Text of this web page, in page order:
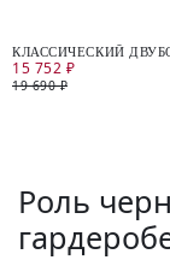
КЛАССИЧЕСКИЙ
ЖАКЕТ ИЗ
15 752 ₽
19 690 ₽
Роль